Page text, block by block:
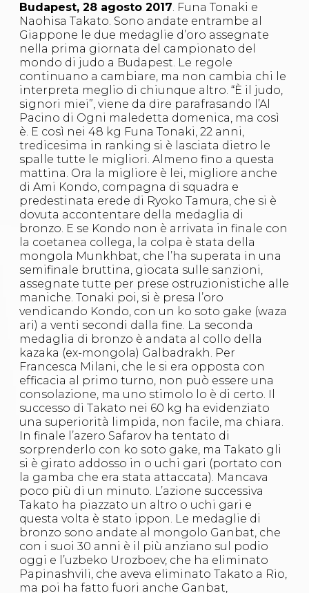
BJJ
Pancrazio/Pankration
S'istrumpa
News
Calendario Attività
Difesa Personale MGA
La disciplina
News
Merchandising
Mappa del sito
Cerca
Contatti
News
Cookies Accept
Newsletter
Catalogo formativo
Webinar
Corsi Monotematici
Corsi di Specializzazione
Corsi FIJLKAM-FISDIR
Corsi Preparatore Fisico
Edutraining class - Didattica infantile
Corso dirigenti sportivi
Corso Direttore di Gara
Abilitazioni
Sportello Fiscale
News
Modulistica
FAQ
Quesiti fiscali
Sostenibilità
Documenti
Budapest, 28 agosto 2017. Funa Tonaki e
Naohisa Takato. Sono andate entrambe al
Giappone le due medaglie d’oro assegnate
nella prima giornata del campionato del
mondo di judo a Budapest. Le regole
continuano a cambiare, ma non cambia chi le
interpreta meglio di chiunque altro. “È il judo,
signori miei”, viene da dire parafrasando l’Al
Pacino di Ogni maledetta domenica, ma così
è. E così nei 48 kg Funa Tonaki, 22 anni,
tredicesima in ranking si è lasciata dietro le
spalle tutte le migliori. Almeno fino a questa
mattina. Ora la migliore è lei, migliore anche
di Ami Kondo, compagna di squadra e
predestinata erede di Ryoko Tamura, che si è
dovuta accontentare della medaglia di
bronzo. E se Kondo non è arrivata in finale con
la coetanea collega, la colpa è stata della
mongola Munkhbat, che l’ha superata in una
semifinale bruttina, giocata sulle sanzioni,
assegnate tutte per prese ostruzionistiche alle
maniche. Tonaki poi, si è presa l’oro
vendicando Kondo, con un ko soto gake (waza
ari) a venti secondi dalla fine. La seconda
medaglia di bronzo è andata al collo della
kazaka (ex-mongola) Galbadrakh. Per
Francesca Milani, che le si era opposta con
efficacia al primo turno, non può essere una
consolazione, ma uno stimolo lo è di certo. Il
successo di Takato nei 60 kg ha evidenziato
una superiorità limpida, non facile, ma chiara.
In finale l’azero Safarov ha tentato di
sorprenderlo con ko soto gake, ma Takato gli
si è girato addosso in o uchi gari (portato con
la gamba che era stata attaccata). Mancava
poco più di un minuto. L’azione successiva
Takato ha piazzato un altro o uchi gari e
questa volta è stato ippon. Le medaglie di
bronzo sono andate al mongolo Ganbat, che
con i suoi 30 anni è il più anziano sul podio
oggi e l’uzbeko Urozboev, che ha eliminato
Papinashvili, che aveva eliminato Takato a Rio,
ma poi ha fatto fuori anche Ganbat,